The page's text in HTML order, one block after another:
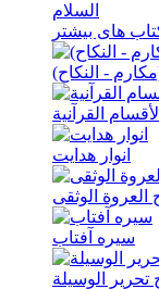
السلام
- النکاح)
الأقسام القرآنية
انوار هدايت
الوثقی
سيره آفتاب
الوسیلة